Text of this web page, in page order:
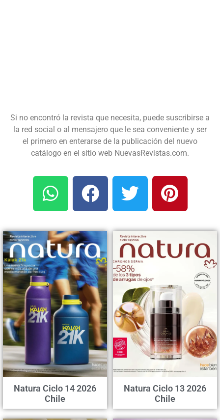
Si no encontró la revista que necesita, puede suscribirse a
la red social o al mensajero que le sea conveniente y ser
el primero en enterarse de la publicación del nuevo
catálogo en el sitio web NuevasRevistas.com.
Natura Ciclo 14 2026
Chile
Natura Ciclo 13 2026
Chile